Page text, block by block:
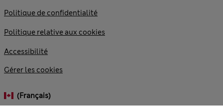
Politique de confidentialité
Politique relative aux cookies
Accessibilité
Gérer les cookies
(français)